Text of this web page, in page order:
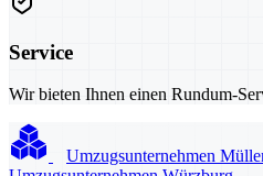
Service
Wir bieten Ihnen einen Rundum-
Umzugsunternehmen